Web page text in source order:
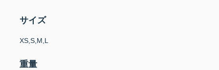
サイズ
XS,S,M,L
重量